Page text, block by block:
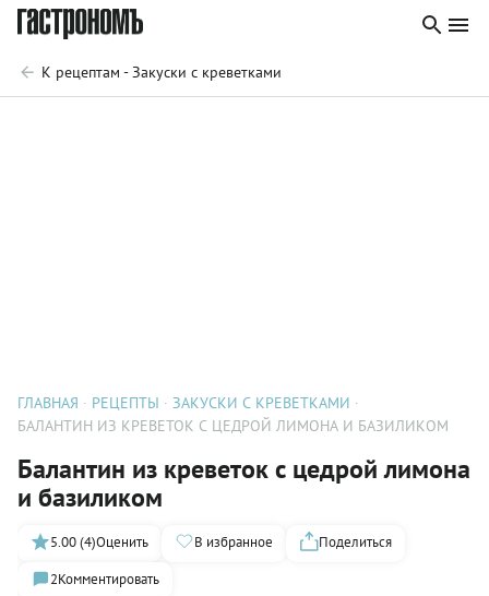
К рецептам - Закуски с креветками
ГЛАВНАЯ РЕЦЕПТЫ
ЗАКУСКИ С КРЕВЕТКАМИ
БАЛАНТИН ИЗ КРЕВЕТОК С ЦЕДРОЙ ЛИМОНА И БАЗИЛИКОМ
Балантин из креветок с цедрой лимона
и базиликом
5.00 (4)Оценить В избранное
Поделиться
2Комментировать